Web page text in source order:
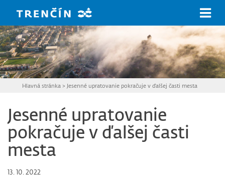
Hlavná stránka > Jesenné upratovanie pokračuje v ďalšej časti mesta
Jesenné upratovanie
pokračuje v ďalšej časti
mesta
13. 10. 2022